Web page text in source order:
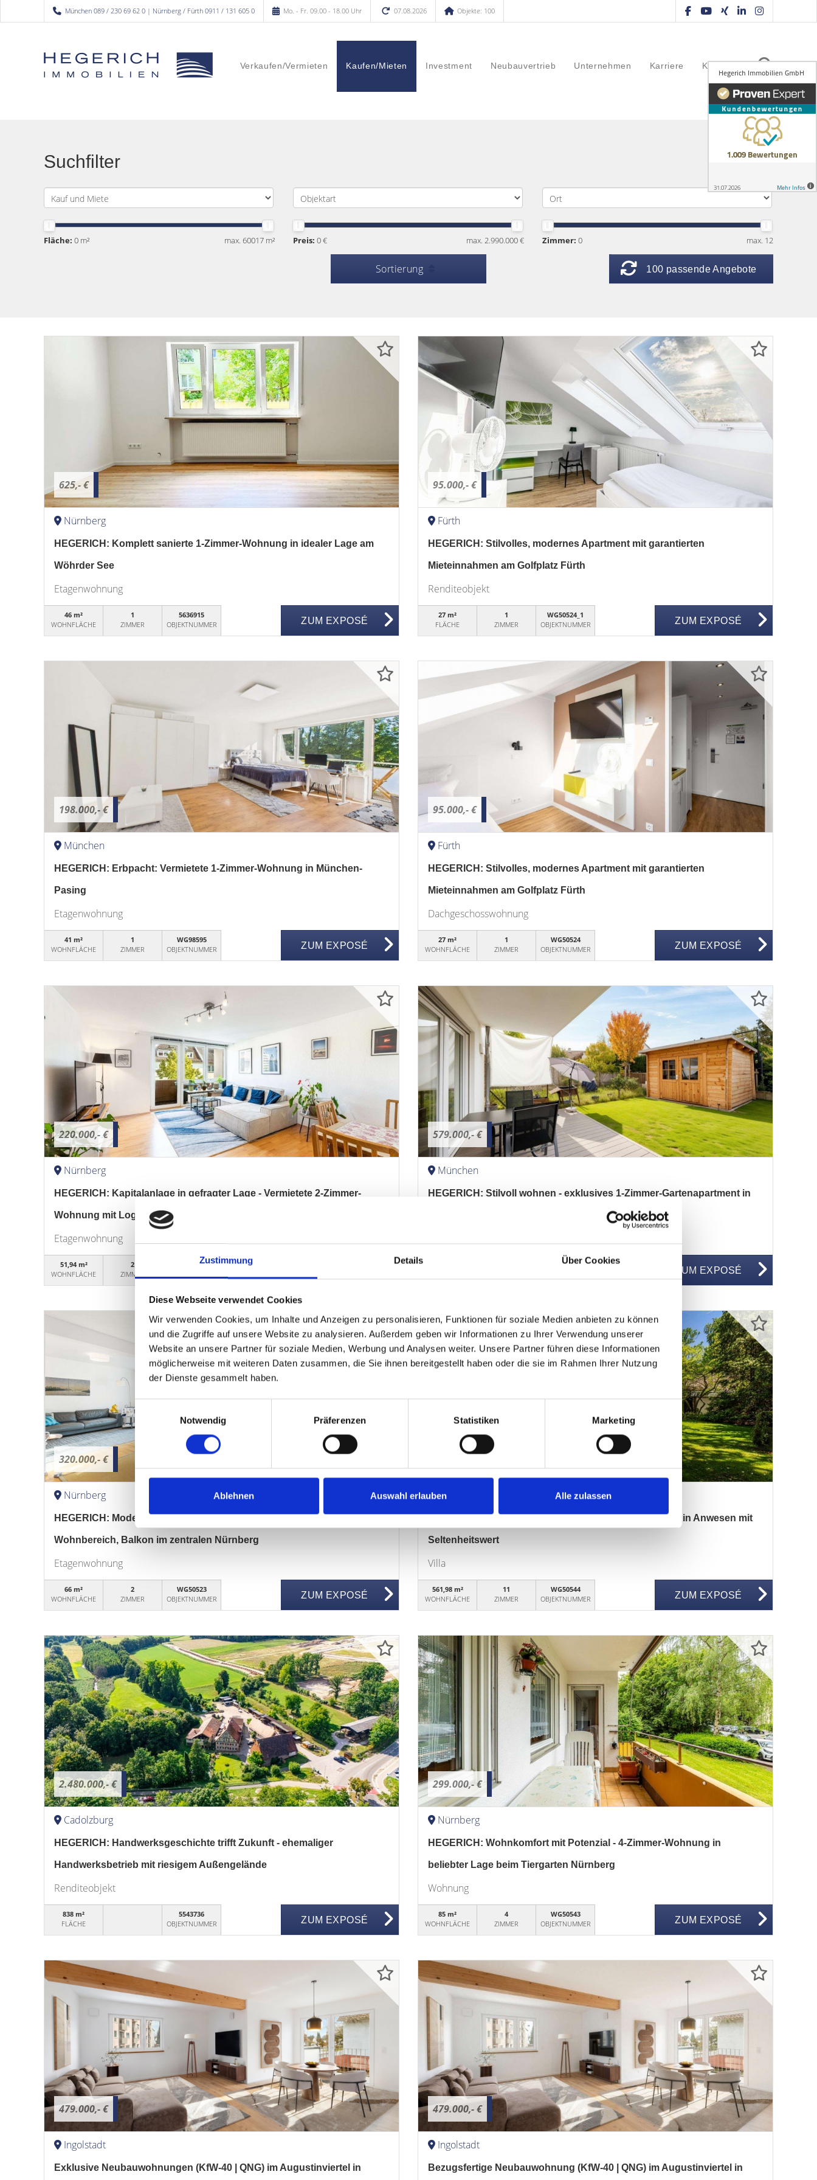
Zustimmung Details Über Cookies
Diese Webseite verwendet Cookies
Wir verwenden Cookies, um Inhalte und Anzeigen zu personalisieren, Funktionen für soziale Medien anbieten zu können
und die Zugriffe auf unsere Website zu analysieren. Außerdem geben wir Informationen zu Ihrer Verwendung unserer
Website an unsere Partner für soziale Medien, Werbung und Analysen weiter. Unsere Partner führen diese Informationen
möglicherweise mit weiteren Daten zusammen, die Sie ihnen bereitgestellt haben oder die sie im Rahmen Ihrer Nutzung
der Dienste gesammelt haben.
Einwilligungsauswahl
Notwendig
Präferenzen Statistiken Marketing
Ablehnen Auswahl erlauben Alle zulassen
München 089 / 230 69 62 0 | Nürnberg / Fürth 0911 / 131 605 0 Mo. - Fr. 09.00 - 18.00 Uhr 07.08.2026 Objekte: 100
Verkaufen/Vermieten Kaufen/Mieten Investment Neubauvertrieb Unternehmen Karriere Kontakt
Suchfilter
Fläche: 0 m² max. 60017 m² Preis: 0 € max. 2.990.000 € Zimmer: 0 max. 12
Sortierung 100 passende Angebote
625,- €
Nürnberg
HEGERICH: Komplett sanierte 1-Zimmer-Wohnung in idealer Lage am
Wöhrder See
Etagenwohnung
46 m²
WOHNFLÄCHE
1
ZIMMER
5636915
OBJEKTNUMMER
ZUM EXPOSÉ
95.000,- €
Fürth
HEGERICH: Stilvolles, modernes Apartment mit garantierten
Mieteinnahmen am Golfplatz Fürth
Renditeobjekt
27 m²
FLÄCHE
1
ZIMMER
WG50524_1
OBJEKTNUMMER
ZUM EXPOSÉ
198.000,- €
München
HEGERICH: Erbpacht: Vermietete 1-Zimmer-Wohnung in München-
Pasing
Etagenwohnung
41 m²
WOHNFLÄCHE
1
ZIMMER
WG98595
OBJEKTNUMMER
ZUM EXPOSÉ
95.000,- €
Fürth
HEGERICH: Stilvolles, modernes Apartment mit garantierten
Mieteinnahmen am Golfplatz Fürth
Dachgeschosswohnung
27 m²
WOHNFLÄCHE
1
ZIMMER
WG50524
OBJEKTNUMMER
ZUM EXPOSÉ
220.000,- €
Nürnberg
HEGERICH: Kapitalanlage in gefragter Lage - Vermietete 2-Zimmer-
Wohnung mit Loggia
Etagenwohnung
51,94 m²
WOHNFLÄCHE
2
ZIMMER
WG50539
579.000,- €
München
HEGERICH: Stilvoll wohnen - exklusives 1-Zimmer-Gartenapartment in
WG98600
ZUM EXPOSÉ
320.000,- €
Nürnberg
HEGERICH: Modernes, möbliertes Wohnen: 2 Zimmer, offener
Wohnbereich, Balkon im zentralen Nürnberg
Etagenwohnung
66 m²
WOHNFLÄCHE
2
ZIMMER
WG50523
OBJEKTNUMMER
ZUM EXPOSÉ
Fürth
HEGERICH: Privater Rückzugsort der Spitzenklasse - Ein Anwesen mit
Seltenheitswert
Villa
561,98 m²
WOHNFLÄCHE
11
ZIMMER
WG50544
OBJEKTNUMMER
ZUM EXPOSÉ
2.480.000,- €
Cadolzburg
HEGERICH: Handwerksgeschichte trifft Zukunft - ehemaliger
Handwerksbetrieb mit riesigem Außengelände
Renditeobjekt
838 m²
FLÄCHE
5543736
OBJEKTNUMMER
ZUM EXPOSÉ
299.000,- €
Nürnberg
HEGERICH: Wohnkomfort mit Potenzial - 4-Zimmer-Wohnung in
beliebter Lage beim Tiergarten Nürnberg
Wohnung
85 m²
WOHNFLÄCHE
4
ZIMMER
WG50543
OBJEKTNUMMER
ZUM EXPOSÉ
479.000,- €
Ingolstadt
Exklusive Neubauwohnungen (KfW-40 | QNG) im Augustinviertel in
479.000,- €
Ingolstadt
Bezugsfertige Neubauwohnung (KfW-40 | QNG) im Augustinviertel in